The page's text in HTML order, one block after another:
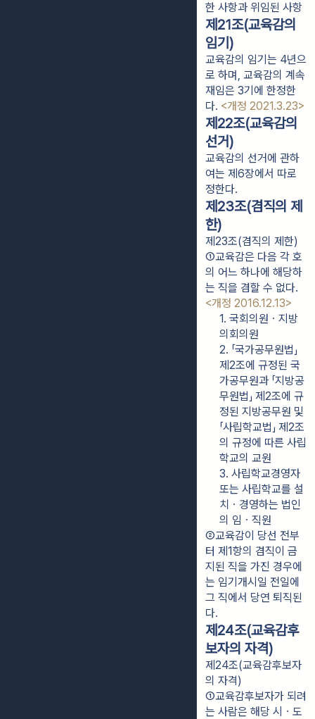
한 사항과 위임된 사항
제21조(교육감의
임기)
교육감의 임기는 4년으
로 하며, 교육감의 계속
재임은 3기에 한정한
다. <개정 2021.3.23>
제22조(교육감의
선거)
교육감의 선거에 관하
여는 제6장에서 따로
정한다.
제23조(겸직의 제
한)
제23조(겸직의 제한)
①교육감은 다음 각 호
의 어느 하나에 해당하
<개정 2016.12.13>
1. 국회의원ㆍ지방
의회의원
2. 「국가공무원법」
제2조에 규정된 국
가공무원과 「지방공
무원법」 제2조에 규
정된 지방공무원 및
「사립학교법」 제2조
의 규정에 따른 사립
학교의 교원
3. 사립학교경영자
또는 사립학교를 설
치ㆍ경영하는 법인
의 임ㆍ직원
②교육감이 당선 전부
터 제1항의 겸직이 금
지된 직을 가진 경우에
는 임기개시일 전일에
그 직에서 당연 퇴직된
다.
제24조(교육감후
보자의 자격)
제24조(교육감후보자
의 자격)
①교육감후보자가 되려
는 사람은 해당 시ㆍ도